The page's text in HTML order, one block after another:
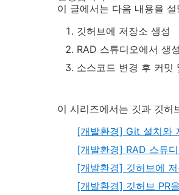
이 글에서는 다음 내용을 설
깃허브에 저장소 생성
RAD 스튜디오에서 생
소스코드 변경 후 커밋
이 시리즈에서는 깃과 깃허
[개발환경] Git 설치와
[개발환경] RAD 스튜
[개발환경] 깃허브에
[개발환경] 깃허브 PR